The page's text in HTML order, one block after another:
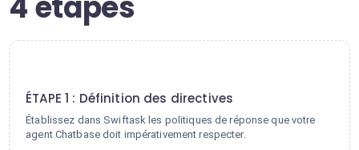
ÉTAPE 1 : Définition des directives
Établissez dans Swiftask les politiques de réponse que votre
agent Chatbase doit impérativement respecter.